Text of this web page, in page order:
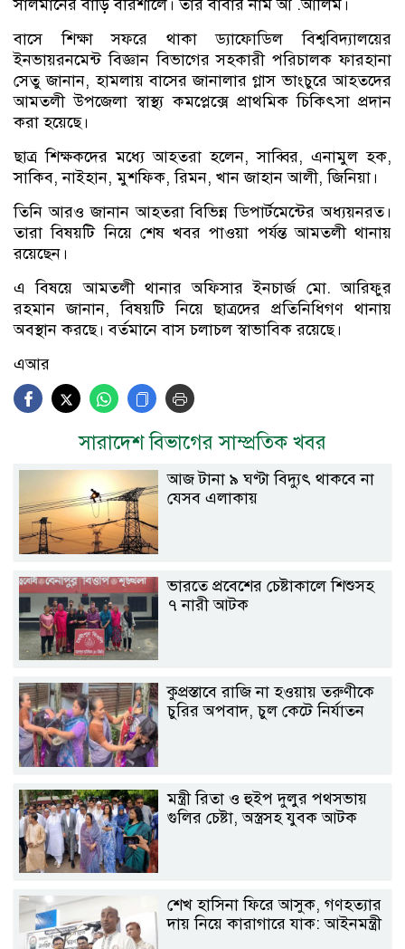
সালমানের বাড়ি বরিশালে। তার বাবার নাম আ .আলিম।
বাসে শিক্ষা সফরে থাকা ড্যাফোডিল বিশ্ববিদ্যালয়ের
ইনভায়রনমেন্ট বিজ্ঞান বিভাগের সহকারী পরিচালক ফারহানা
সেতু জানান, হামলায় বাসের জানালার গ্লাস ভাংচুরে আহতদের
আমতলী উপজেলা স্বাস্থ্য কমপ্লেক্সে প্রাথমিক চিকিৎসা প্রদান
করা হয়েছে।
ছাত্র শিক্ষকদের মধ্যে আহতরা হলেন, সাব্বির, এনামুল হক,
সাকিব, নাইহান, মুশফিক, রিমন, খান জাহান আলী, জিনিয়া।
তিনি আরও জানান আহতরা বিভিন্ন ডিপার্টমেন্টের অধ্যয়নরত।
তারা বিষয়টি নিয়ে শেষ খবর পাওয়া পর্যন্ত আমতলী থানায়
রয়েছেন।
এ বিষয়ে আমতলী থানার অফিসার ইনচার্জ মো. আরিফুর
রহমান জানান, বিষয়টি নিয়ে ছাত্রদের প্রতিনিধিগণ থানায়
অবস্থান করছে। বর্তমানে বাস চলাচল স্বাভাবিক রয়েছে।
এআর
সারাদেশ বিভাগের সাম্প্রতিক খবর
আজ টানা ৯ ঘণ্টা বিদ্যুৎ থাকবে না
যেসব এলাকায়
ভারতে প্রবেশের চেষ্টাকালে শিশুসহ
৭ নারী আটক
কুপ্রস্তাবে রাজি না হওয়ায় তরুণীকে
চুরির অপবাদ, চুল কেটে নির্যাতন
মন্ত্রী রিতা ও হুইপ দুলুর পথসভায়
গুলির চেষ্টা, অস্ত্রসহ যুবক আটক
শেখ হাসিনা ফিরে আসুক, গণহত্যার
দায় নিয়ে কারাগারে যাক: আইনমন্ত্রী